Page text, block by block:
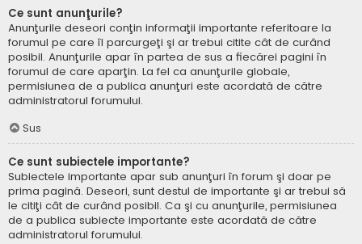
Ce sunt anunţurile?
Anunţurile deseori conţin informaţii importante referitoare la
forumul pe care îl parcurgeţi şi ar trebui citite cât de curând
posibil. Anunţurile apar în partea de sus a fiecărei pagini în
forumul de care aparţin. La fel ca anunţurile globale,
permisiunea de a publica anunţuri este acordată de către
administratorul forumului.
Sus
Ce sunt subiectele importante?
Subiectele importante apar sub anunţuri în forum şi doar pe
prima pagină. Deseori, sunt destul de importante şi ar trebui să
le citiţi cât de curând posibil. Ca şi cu anunţurile, permisiunea
de a publica subiecte importante este acordată de către
administratorul forumului.